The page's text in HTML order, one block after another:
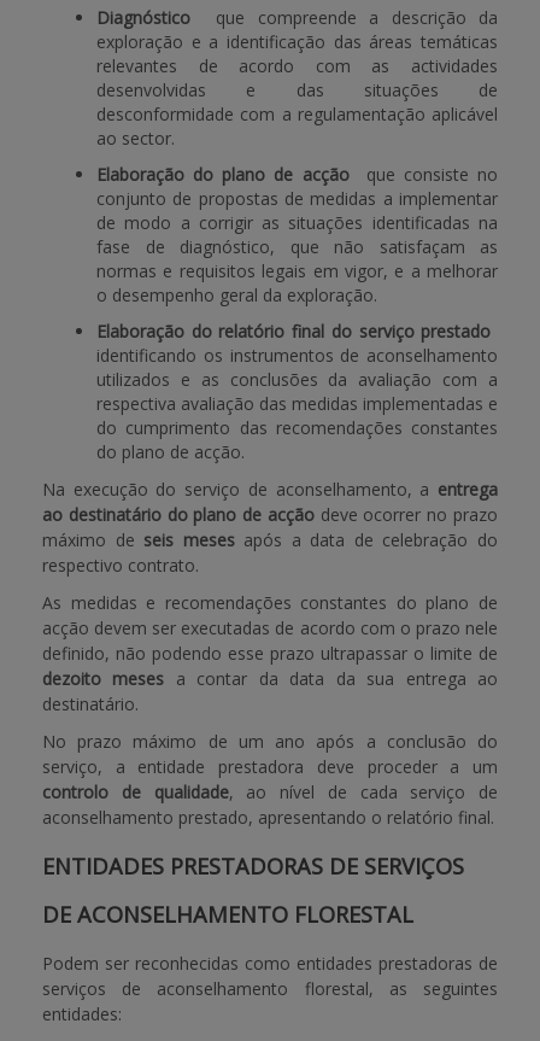
Diagnóstico  que compreende a descrição da
exploração e a identificação das áreas temáticas
relevantes de acordo com as actividades
desenvolvidas e das situações de
desconformidade com a regulamentação aplicável
ao sector.
Elaboração do plano de acção que consiste no
conjunto de propostas de medidas a implementar
de modo a corrigir as situações identificadas na
fase de diagnóstico, que não satisfaçam as
normas e requisitos legais em vigor, e a melhorar
o desempenho geral da exploração.
Elaboração do relatório final do serviço prestado
identificando os instrumentos de aconselhamento
utilizados e as conclusões da avaliação com a
respectiva avaliação das medidas implementadas e
do cumprimento das recomendações constantes
do plano de acção.
Na execução do serviço de aconselhamento, a entrega
ao destinatário do plano de acçãodeve ocorrer no prazo
máximo de seis mesesapós a data de celebração do
respectivo contrato.
As medidas e recomendações constantes do plano de
acção devem ser executadas de acordo com o prazo nele
definido, não podendo esse prazo ultrapassar o limite de
dezoito meses a contar da data da sua entrega ao
destinatário.
No prazo máximo de um ano após a conclusão do
serviço, a entidade prestadora deve proceder a um
controlo de qualidade, ao nível de cada serviço de
aconselhamento prestado, apresentando o relatório final.
ENTIDADES PRESTADORAS DE SERVIÇOS
DE ACONSELHAMENTO FLORESTAL
Podem ser reconhecidas como entidades prestadoras de
serviços de aconselhamento florestal, as seguintes
entidades: